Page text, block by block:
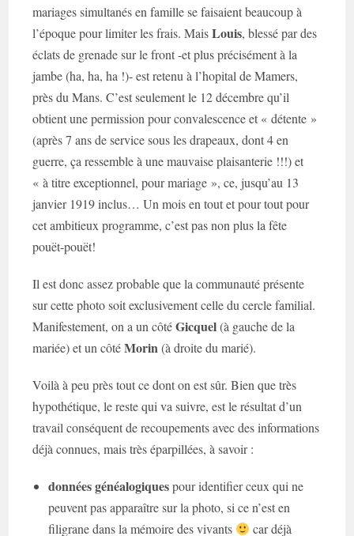
mariages simultanés en famille se faisaient beaucoup à
l’époque pour limiter les frais. MaisLouis, blessé par des
éclats de grenade sur le front -et plus précisément à la
jambe (ha, ha, ha !)- est retenu à l’hopital de Mamers,
près du Mans. C’est seulement le 12 décembre qu’il
obtient une permission pour convalescence et « détente »
(après 7 ans de service sous les drapeaux, dont 4 en
guerre, ça ressemble à une mauvaise plaisanterie !!!) et
« à titre exceptionnel, pour mariage », ce, jusqu’au 13
janvier 1919 inclus… Un mois en tout et pour tout pour
cet ambitieux programme, c’est pas non plus la fête
pouët-pouët!
Il est donc assez probable que la communauté présente
sur cette photo soit exclusivement celle du cercle familial.
Manifestement, on a un côtéGicquel(à gauche de la
mariée) et un côtéMorin(à droite du marié).
Voilà à peu près tout ce dont on est sûr. Bien que très
hypothétique, le reste qui va suivre, est le résultat d’un
travail conséquent de recoupements avec des informations
déjà connues, mais très éparpillées, à savoir :
données généalogiquespour identifier ceux qui ne
peuvent pas apparaître sur la photo, si ce n’est en
filigrane dans la mémoire des vivants
car déjà